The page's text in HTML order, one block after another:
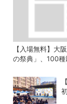
【入場無料】大
の祭典」、100
結！グッズ＆タ
巨大ガチャも